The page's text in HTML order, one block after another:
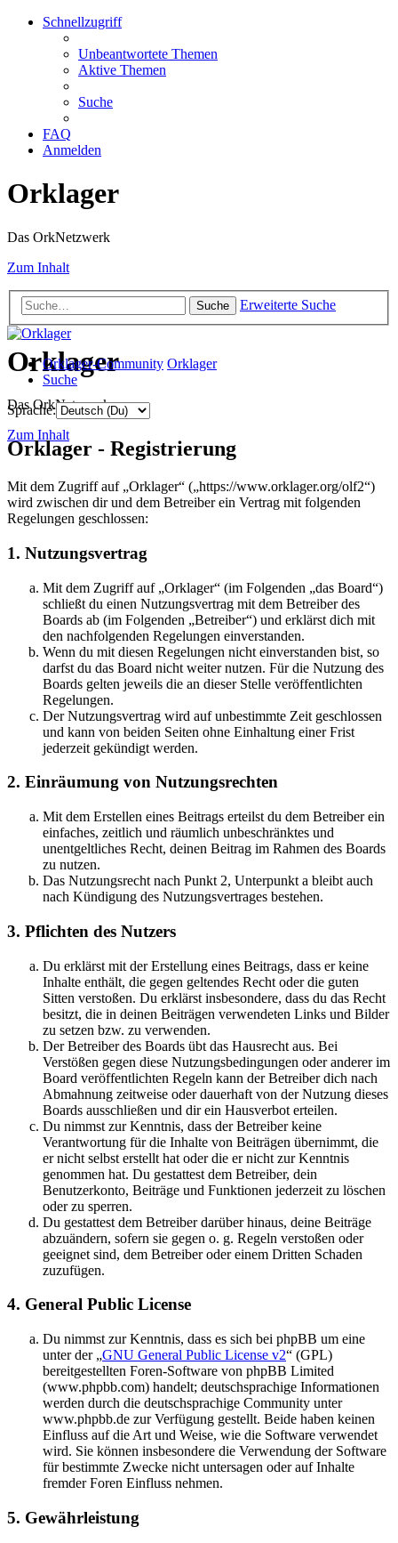
Schnellzugriff
Unbeantwortete Themen
Aktive Themen
Suche
FAQ
Anmelden
Orklager
Das OrkNetzwerk
Zum Inhalt
Suche Erweiterte Suche
Orklager
Das OrkNetzwerk
Zum Inhalt
Orklager-Community Orklager
Suche
Sprache:
Orklager - Registrierung
Mit dem Zugriff auf „Orklager“ („https://www.orklager.org/olf2“)
wird zwischen dir und dem Betreiber ein Vertrag mit folgenden
Regelungen geschlossen:
1. Nutzungsvertrag
Mit dem Zugriff auf „Orklager“ (im Folgenden „das Board“)
schließt du einen Nutzungsvertrag mit dem Betreiber des
Boards ab (im Folgenden „Betreiber“) und erklärst dich mit
den nachfolgenden Regelungen einverstanden.
Wenn du mit diesen Regelungen nicht einverstanden bist, so
darfst du das Board nicht weiter nutzen. Für die Nutzung des
Boards gelten jeweils die an dieser Stelle veröffentlichten
Regelungen.
Der Nutzungsvertrag wird auf unbestimmte Zeit geschlossen
und kann von beiden Seiten ohne Einhaltung einer Frist
jederzeit gekündigt werden.
2. Einräumung von Nutzungsrechten
Mit dem Erstellen eines Beitrags erteilst du dem Betreiber ein
einfaches, zeitlich und räumlich unbeschränktes und
unentgeltliches Recht, deinen Beitrag im Rahmen des Boards
zu nutzen.
Das Nutzungsrecht nach Punkt 2, Unterpunkt a bleibt auch
nach Kündigung des Nutzungsvertrages bestehen.
3. Pflichten des Nutzers
Du erklärst mit der Erstellung eines Beitrags, dass er keine
Inhalte enthält, die gegen geltendes Recht oder die guten
Sitten verstoßen. Du erklärst insbesondere, dass du das Recht
besitzt, die in deinen Beiträgen verwendeten Links und Bilder
zu setzen bzw. zu verwenden.
Der Betreiber des Boards übt das Hausrecht aus. Bei
Verstößen gegen diese Nutzungsbedingungen oder anderer im
Board veröffentlichten Regeln kann der Betreiber dich nach
Abmahnung zeitweise oder dauerhaft von der Nutzung dieses
Boards ausschließen und dir ein Hausverbot erteilen.
Du nimmst zur Kenntnis, dass der Betreiber keine
Verantwortung für die Inhalte von Beiträgen übernimmt, die
er nicht selbst erstellt hat oder die er nicht zur Kenntnis
genommen hat. Du gestattest dem Betreiber, dein
Benutzerkonto, Beiträge und Funktionen jederzeit zu löschen
oder zu sperren.
Du gestattest dem Betreiber darüber hinaus, deine Beiträge
abzuändern, sofern sie gegen o. g. Regeln verstoßen oder
geeignet sind, dem Betreiber oder einem Dritten Schaden
zuzufügen.
4. General Public License
Du nimmst zur Kenntnis, dass es sich bei phpBB um eine
unter der „GNU General Public License v2“ (GPL)
bereitgestellten Foren-Software von phpBB Limited
(www.phpbb.com) handelt; deutschsprachige Informationen
werden durch die deutschsprachige Community unter
www.phpbb.de zur Verfügung gestellt. Beide haben keinen
Einfluss auf die Art und Weise, wie die Software verwendet
wird. Sie können insbesondere die Verwendung der Software
für bestimmte Zwecke nicht untersagen oder auf Inhalte
fremder Foren Einfluss nehmen.
5. Gewährleistung